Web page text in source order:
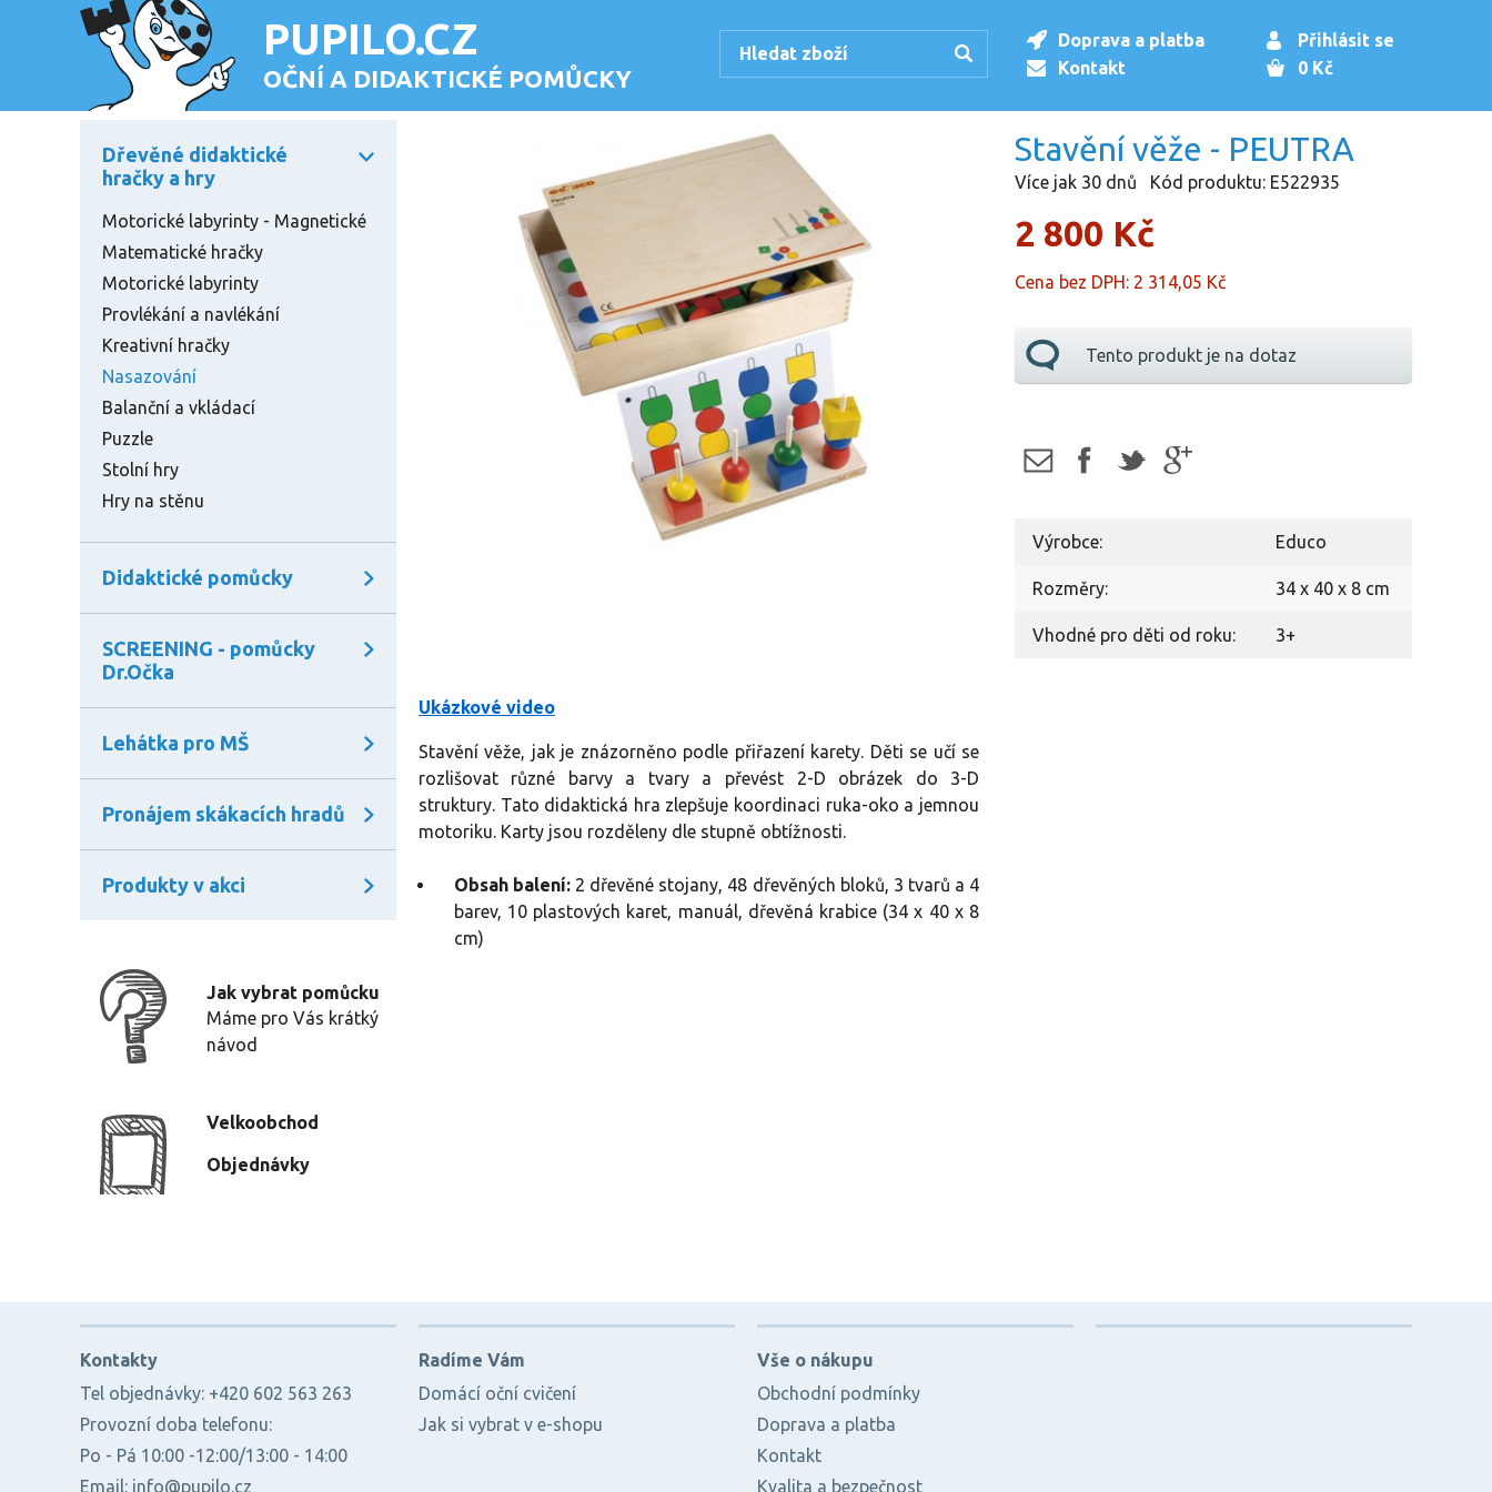
PUPILO.CZ
OČNÍ A DIDAKTICKÉ POMŮCKY
Doprava a platba
Kontakt
Přihlásit se
0 Kč
Dřevěné didaktické
hračky a hry
Motorické labyrinty - Magnetické
Matematické hračky
Motorické labyrinty
Provlékání a navlékání
Kreativní hračky
Nasazování
Balanční a vkládací
Puzzle
Stolní hry
Hry na stěnu
Didaktické pomůcky
SCREENING - pomůcky
Dr.Očka
Lehátka pro MŠ
Pronájem skákacích hradů
Produkty v akci
Jak vybrat pomůcku
Máme pro Vás krátký
návod
Velkoobchod
Objednávky
Stavění věže - PEUTRA
Více jak 30 dnů Kód produktu: E522935
2 800 Kč
Cena bez DPH: 2 314,05 Kč
Tento produkt je na dotaz
Výrobce: Educo
Rozměry: 34 x 40 x 8 cm
Vhodné pro děti od roku: 3+
Ukázkové video
Stavění věže, jak je znázorněno podle přiřazení karety. Děti se učí se
rozlišovat
různé barvy a tvary a převést 2-D obrázek do 3-D
struktury. Tato didaktická hra zlepšuje koordinaci ruka-oko a jemnou
motoriku. Karty jsou rozděleny dle stupně obtížnosti.
Obsah balení: 2 dřevěné stojany, 48 dřevěných bloků, 3 tvarů a 4
barev, 10 plastových karet, manuál, dřevěná krabice (34x 40 x 8
cm)
Kontakty
Tel objednávky: +420 602 563 263
Provozní doba telefonu:
Po - Pá 10:00 -12:00/13:00 - 14:00
Email: info@pupilo.cz
Vše o nákupu
Obchodní podmínky
Doprava a platba
Kontakt
Kvalita a bezpečnost
Radíme Vám
Domácí oční cvičení
Jak si vybrat v e-shopu